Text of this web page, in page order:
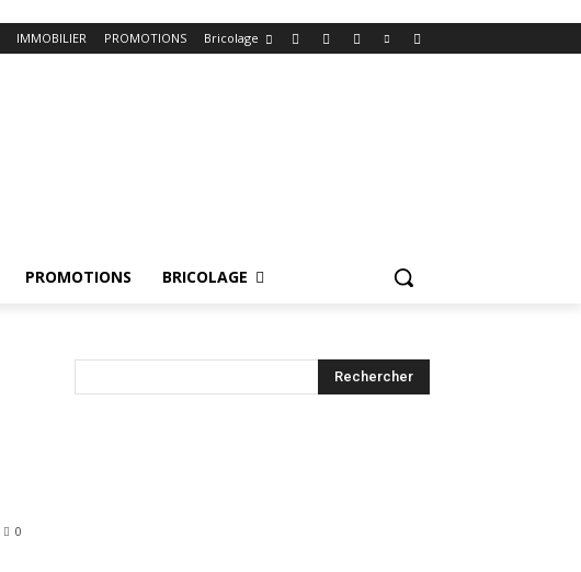
IMMOBILIER PROMOTIONS Bricolage
PROMOTIONS BRICOLAGE
0
Rechercher